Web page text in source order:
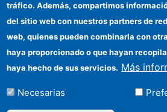
FEDER funds
Funding entities
Contact
tráfico. Además, compartimos
del sitio web con nuestros partners de
web, quienes pueden combinarla con
haya proporcionado o que hayan
haya hecho de sus servicios. Más
Necesarias